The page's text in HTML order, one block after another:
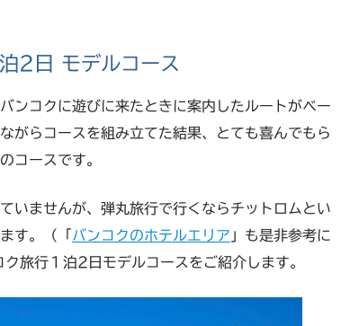
2日 モデルコース
ンコクに遊びに来たときに案内したルートがベー
がらコースを組み立てた結果、とても喜んでもら
コースです。
いませんが、弾丸旅行で行くならチットロムとい
す。（「
バンコクのホテルエリア 」も是非参考に
旅行１泊2日モデルコースをご紹介します。